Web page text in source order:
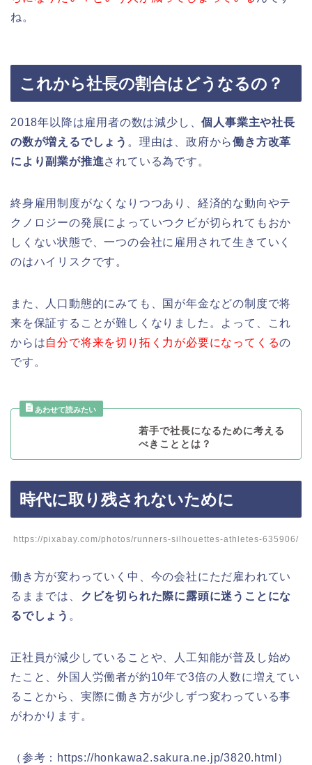
ね。
これから社長の割合はどうなるの？
2018年以降は雇用者の数は減少し、個人事業主や社長
の数が増えるでしょう 。理由は、政府から働き方改革
により副業が推進されている為です。
終身雇用制度がなくなりつつあり、経済的な動向やテ
クノロジーの発展によっていつクビが切られてもおか
しくない状態で、一つの会社に雇用されて生きていく
のはハイリスクです。
また、人口動態的にみても、国が年金などの制度で将
来を保証することが難しくなりました。よって、これ
からは自分で将来を切り拓く力が必要になってくるの
です。
若手で社長になるために考える
べきこととは？
時代に取り残されないために
https://pixabay.com/photos/runners-silhouettes-athletes-635906/
働き方が変わっていく中、今の会社にただ雇われてい
るままでは、 クビを切られた際に露頭に迷うことにな
るでしょう 。
正社員が減少していることや、人工知能が普及し始め
たこと、外国人労働者が約10年で3倍の人数に増えてい
ることから、実際に働き方が少しずつ変わっている事
がわかります。
（参考：https://honkawa2.sakura.ne.jp/3820.html）